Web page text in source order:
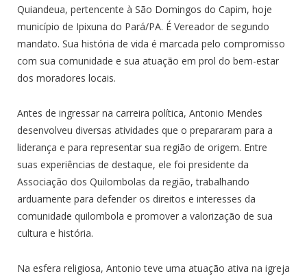
Quiandeua, pertencente à São Domingos do Capim, hoje
município de Ipixuna do Pará/PA. É Vereador de segundo
mandato. Sua história de vida é marcada pelo compromisso
com sua comunidade e sua atuação em prol do bem-estar
dos moradores locais.
Antes de ingressar na carreira política, Antonio Mendes
desenvolveu diversas atividades que o prepararam para a
liderança e para representar sua região de origem. Entre
suas experiências de destaque, ele foi presidente da
Associação dos Quilombolas da região, trabalhando
arduamente para defender os direitos e interesses da
comunidade quilombola e promover a valorização de sua
cultura e história.
Na esfera religiosa, Antonio teve uma atuação ativa na igreja